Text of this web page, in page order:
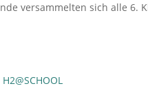
versammelten sich alle 6.